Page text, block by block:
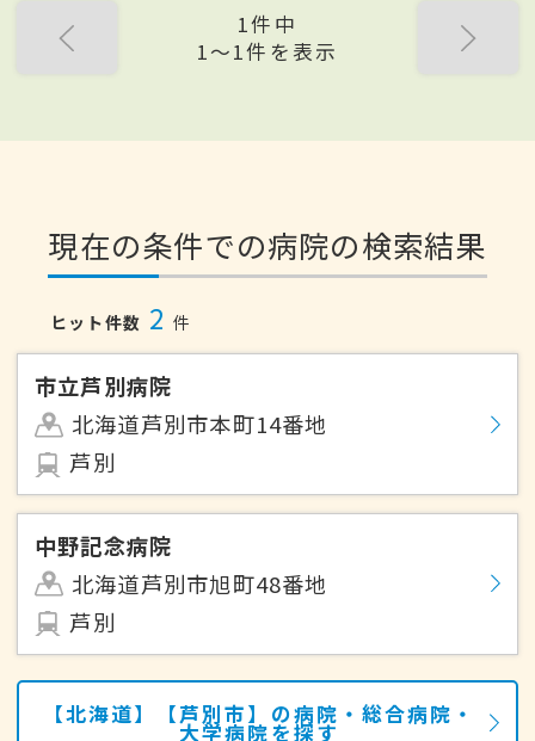
1件中
1〜1件を表示
現在の条件での病院の検索結果
ヒット件数 2 件
市立芦別病院
北海道芦別市本町14番地
芦別
中野記念病院
北海道芦別市旭町48番地
芦別
【北海道】【芦別市】の病院・総合病院・
大学病院を探す